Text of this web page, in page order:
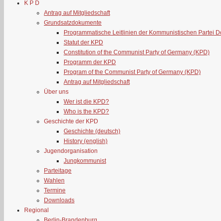
K P D
Antrag auf Mitgliedschaft
Grundsatzdokumente
Programmatische Leitlinien der Kommunistischen Partei
Statut der KPD
Constitution of the Communist Party of Germany (KPD)
Programm der KPD
Program of the Communist Party of Germany (KPD)
Antrag auf Mitgliedschaft
Über uns
Wer ist die KPD?
Who is the KPD?
Geschichte der KPD
Geschichte (deutsch)
History (english)
Jugendorganisation
Jungkommunist
Parteitage
Wahlen
Termine
Downloads
Regional